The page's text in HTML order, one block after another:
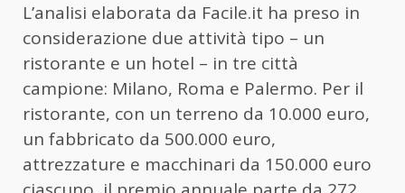
L’analisi elaborata da Facile.it ha preso in
considerazione due attività tipo – un
ristorante e un hotel – in tre città
campione: Milano, Roma e Palermo. Per il
ristorante, con un terreno da 10.000 euro,
un fabbricato da 500.000 euro,
attrezzature e macchinari da 150.000 euro